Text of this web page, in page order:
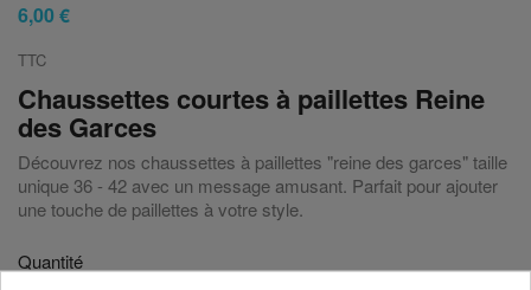
6,00 €
TTC
Chaussettes courtes à paillettes Reine
des Garces
Découvrez nos chaussettes à paillettes "reine des garces" taille
unique 36 - 42 avec un message amusant. Parfait pour ajouter
une touche de paillettes à votre style.
Quantité